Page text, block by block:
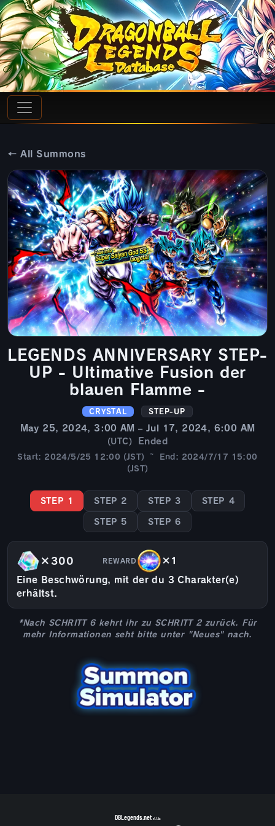
← All Summons
LEGENDS ANNIVERSARY STEP-
UP - Ultimative Fusion der
blauen Flamme -
CRYSTAL STEP-UP
May 25, 2024, 3:00 AM – Jul 17, 2024, 6:00 AM
(UTC) Ended
Start: 2024/5/25 12:00 (JST) ~ End: 2024/7/17 15:00
(JST)
STEP 1 STEP 2 STEP 3 STEP 4
STEP 5 STEP 6
×300
Eine Beschwörung, mit der du 3 Charakter(e)
erhältst.
REWARD ×1
*Nach SCHRITT 6 kehrt ihr zu SCHRITT 2 zurück. Für
mehr Informationen seht bitte unter "Neues" nach.
DBLegends.net v1.1.5a